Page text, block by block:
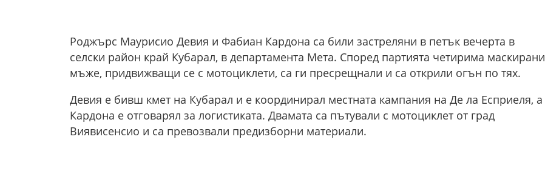
Роджърс Маурисио Девия и Фабиан Кардона са били застреляни в петък вечерта в
селски район край Кубарал, в департамента Мета. Според партията четирима маскирани
мъже, придвижващи се с мотоциклети, са ги пресрещнали и са открили огън по тях.
Девия е бивш кмет на Кубарал и е координирал местната кампания на Де ла Есприеля, а
Кардона е отговарял за логистиката. Двамата са пътували с мотоциклет от град
Виявисенсио и са превозвали предизборни материали.